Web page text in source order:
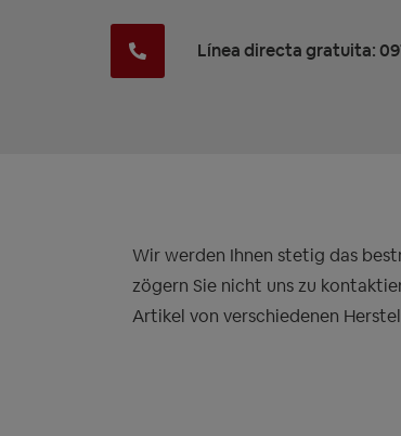
Línea directa gratuita:
Wir werden Ihnen stetig das
zögern Sie nicht uns zu
Artikel von verschiedenen